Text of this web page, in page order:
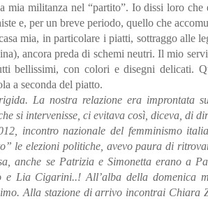
mia militanza nel “partito”. Io dissi loro
e, per un breve periodo, quello che
mia, in particolare i piatti, sottraggo alle
ancora preda di schemi neutri. Il mio
bellissimi, con colori e disegni delicati.
a seconda del piatto.
La nostra relazione era improntata
si intervenisse, ci evitava così, diceva, di
incontro nazionale del femminismo
le elezioni politiche, avevo paura di
anche se Patrizia e Simonetta erano a
e Lia Cigarini..! All’alba della domenica
Alla stazione di arrivo incontrai Chiara